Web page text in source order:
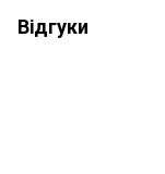
Відгуки